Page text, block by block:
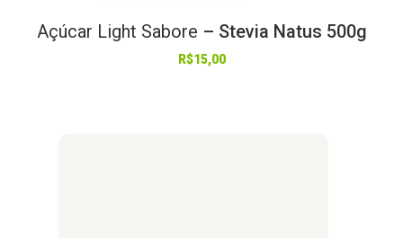
Açúcar Light Sabore – Stevia Natus 500g
R$15,00